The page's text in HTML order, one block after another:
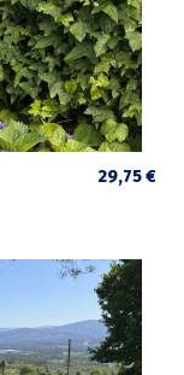
29,75 €